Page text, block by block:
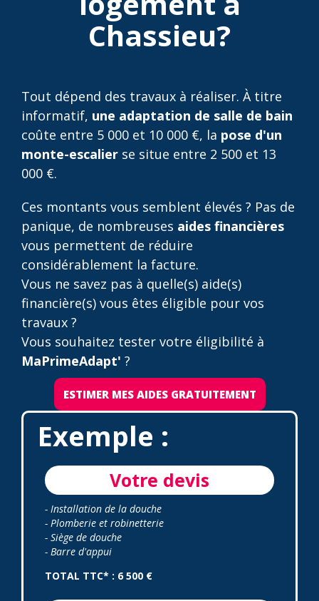
Chassieu?
Tout dépend des travaux à réaliser. À titre
informatif, une adaptation de salle de bain
coûte entre 5 000 et 10 000 €, la pose d'un
monte-escalier se situe entre 2 500 et 13
000 €.
Ces montants vous semblent élevés ? Pas de
panique, de nombreuses aides financières
vous permettent de réduire
considérablement la facture.
Vous ne savez pas à quelle(s) aide(s)
financière(s) vous êtes éligible pour vos
travaux ?
Vous souhaitez tester votre éligibilité à
MaPrimeAdapt' ?
ESTIMER MES AIDES GRATUITEMENT
Exemple :
Votre devis
- Installation de la douche
- Plomberie et robinetterie
- Siège de douche
- Barre d'appui
TOTAL TTC* : 6 500 €